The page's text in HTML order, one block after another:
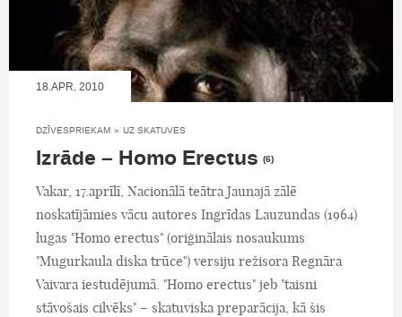
18.APR, 2010
DZĪVESPRIEKAM » UZ SKATUVES
Izrāde – Homo Erectus (6)
Vakar, 17.aprīlī, Nacionālā teātra Jaunajā zālē
noskatījāmies vācu autores Ingrīdas Lauzundas (1964)
lugas "Homo erectus" (oriģinālais nosaukums
"Mugurkaula diska trūce") versiju režisora Regnāra
Vaivara iestudējumā. "Homo erectus" jeb "taisni
stāvošais cilvēks" – skatuviska preparācija, kā šis